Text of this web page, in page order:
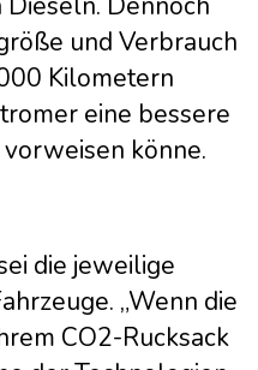
und Verbrauch
Kilometern
eine bessere
könne.
die jeweilige
„Wenn die
CO2-Rucksack